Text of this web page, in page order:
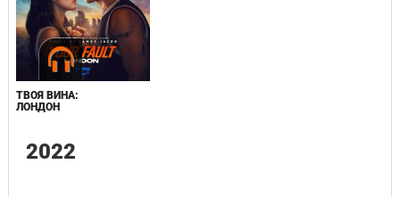
ТВОЯ ВИНА:
ЛОНДОН
2022